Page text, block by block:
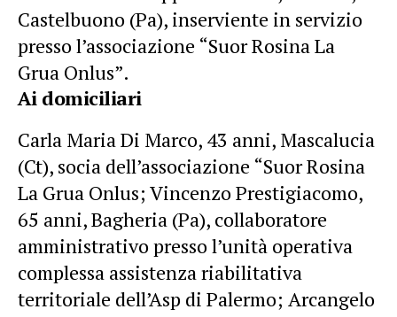
Castelbuono (Pa), inserviente in servizio
presso l’associazione “Suor Rosina La
Grua Onlus”.
Ai domiciliari
Carla Maria Di Marco, 43 anni, Mascalucia
(Ct), socia dell’associazione “Suor Rosina
La Grua Onlus; Vincenzo Prestigiacomo,
65 anni, Bagheria (Pa), collaboratore
amministrativo presso l’unità operativa
complessa assistenza riabilitativa
territoriale dell’Asp di Palermo; Arcangelo